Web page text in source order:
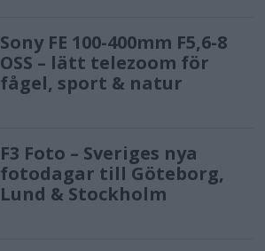
Sony FE 100-400mm F5,6-8
OSS – lätt telezoom för
fågel, sport & natur
F3 Foto – Sveriges nya
fotodagar till Göteborg,
Lund & Stockholm